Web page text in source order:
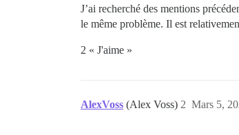
J’ai recherché des mentions
le même problème. Il est
2 « J'aime »
AlexVoss (Alex Voss) Mars 5,
2